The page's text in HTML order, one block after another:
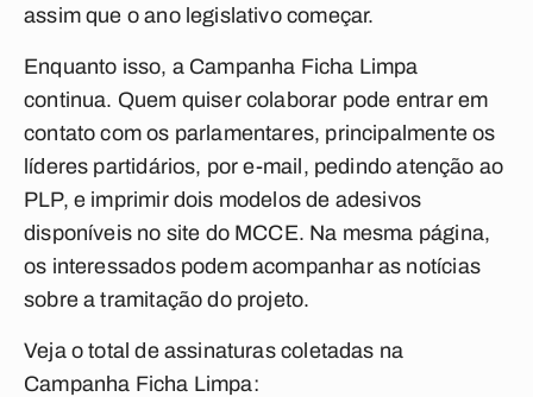
assim que o ano legislativo começar.
Enquanto isso, a Campanha Ficha Limpa
continua. Quem quiser colaborar pode entrar em
contato com os parlamentares, principalmente os
líderes partidários, por e-mail, pedindo atenção ao
PLP, e imprimir dois modelos de adesivos
disponíveis no site do MCCE. Na mesma página,
os interessados podem acompanhar as notícias
sobre a tramitação do projeto.
Veja o total de assinaturas coletadas na
Campanha Ficha Limpa: